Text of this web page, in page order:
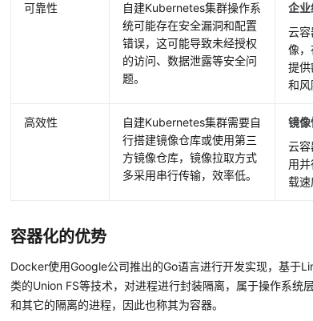
可靠性
自建Kubernetes集群操作系
统可能存在安全漏洞和配置
错误，这可能导致未经授权
的访问、数据泄露等安全问
题。
企
云
像
提
和风
高效性
自建Kubernetes集群需要自
行搭建镜像仓库或使用第三
方镜像仓库，镜像拉取方式
多采用串行传输，效率低。
镜
云
用
载速
容器化的优势
Docker使用Google公司推出的Go语言进行开发实现，基于
类的Union FS等技术，对进程进行封装隔离，属于操作系统
和其它的隔离的进程，因此也称其为容器。